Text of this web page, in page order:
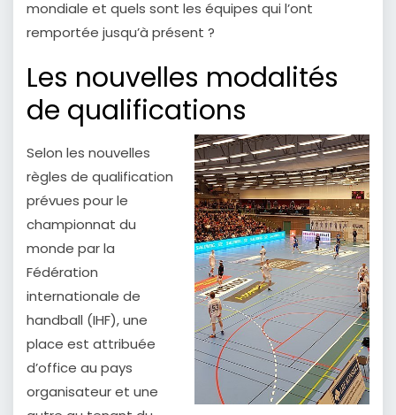
mondiale et quels sont les équipes qui l’ont
remportée jusqu’à présent ?
Les nouvelles modalités
de qualifications
Selon les nouvelles
règles de qualification
prévues pour le
championnat du
monde par la
Fédération
internationale de
handball (IHF), une
place est attribuée
d’office au pays
organisateur et une